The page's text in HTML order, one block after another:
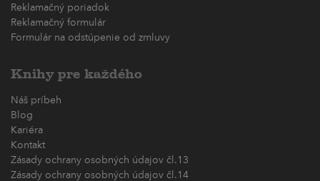
Reklamačný poriadok
Reklamačný formulár
Formulár na odstúpenie od zmluvy
Knihy pre každého
Náš príbeh
Blog
Kariéra
Kontakt
Zásady ochrany osobných údajov čl.13
Zásady ochrany osobných údajov čl.14